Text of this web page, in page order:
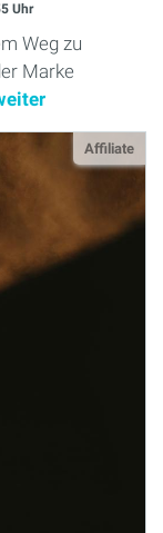
Uhr
Weg zu
Marke
Affiliate